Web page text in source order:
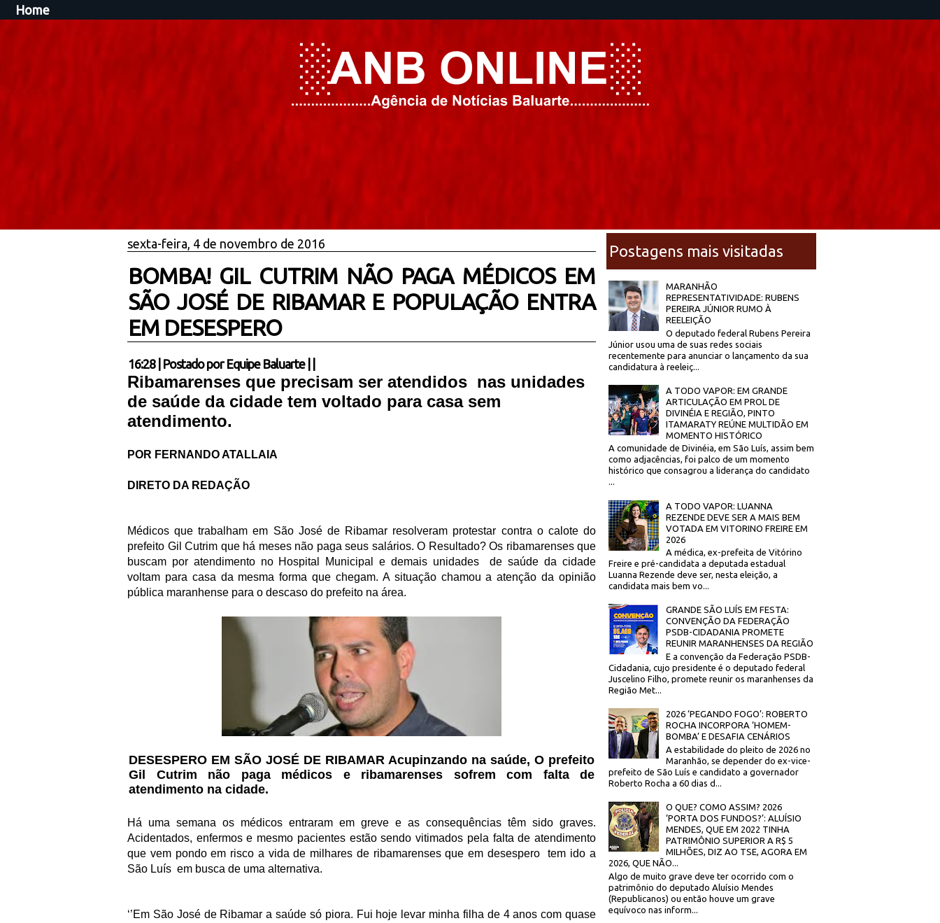
Home
sexta-feira, 4 de novembro de 2016
BOMBA! GIL CUTRIM NÃO PAGA MÉDICOS EM
SÃO JOSÉ DE RIBAMAR E POPULAÇÃO ENTRA
EM DESESPERO
16:28| Postado por Equipe Baluarte
Ribamarenses que precisam ser atendidos nas unidades
de saúde da cidade tem voltado para casa sem
atendimento.
POR FERNANDO ATALLAIA
DIRETO DA REDAÇÃO
Médicos que trabalham em São José de Ribamar resolveram protestar contra o calote do
prefeito Gil Cutrim que há meses não paga seus salários. O Resultado? Os ribamarenses que
buscam por atendimento no Hospital Municipal e demais unidades
de saúde da cidade
voltam para casa da mesma forma que chegam. A situação chamou a atenção da opinião
pública maranhense para o descaso do prefeito na área.
DESESPERO EM SÃO JOSÉ DE RIBAMAR Acupinzando na saúde, O prefeito
Gil Cutrim não paga médicos e ribamarenses sofrem com falta de
atendimento na cidade.
Há uma semana os médicos entraram em greve e as consequências têm sido graves.
Acidentados, enfermos e mesmo pacientes estão sendo vitimados pela falta de atendimento
que vem pondo em risco a vida de milhares de ribamarenses que em desespero
tem ido a
São Luís em busca de uma alternativa.
‘’Em São José de Ribamar a saúde só piora. Fui hoje levar minha filha de 4 anos com quase
Postagens mais visitadas
MARANHÃO
REPRESENTATIVIDADE: RUBENS
PEREIRA JÚNIOR RUMO À
REELEIÇÃO
O deputado federal Rubens Pereira
Júnior usou uma de suas redes sociais
recentemente para anunciar o lançamento da sua
candidatura à reeleiç...
A TODO VAPOR: EM GRANDE
ARTICULAÇÃO EM PROL DE
DIVINÉIA E REGIÃO, PINTO
ITAMARATY REÚNE MULTIDÃO EM
MOMENTO HISTÓRICO
A comunidade de Divinéia, em São Luís, assim bem
como adjacências, foi palco de um momento
histórico que consagrou a liderança do candidato
...
A TODO VAPOR: LUANNA
REZENDE DEVE SER A MAIS BEM
VOTADA EM VITORINO FREIRE EM
2026
A médica, ex-prefeita de Vitórino
Freire e pré-candidata a deputada estadual
Luanna Rezende deve ser, nesta eleição, a
candidata mais bem vo...
GRANDE SÃO LUÍS EM FESTA:
CONVENÇÃO DA FEDERAÇÃO
PSDB-CIDADANIA PROMETE
REUNIR MARANHENSES DA REGIÃO
E a convenção da Federação PSDB-
Cidadania, cujo presidente é o deputado federal
Juscelino Filho, promete reunir os maranhenses da
Região Met...
2026 ‘PEGANDO FOGO’: ROBERTO
ROCHA INCORPORA ‘HOMEM-
BOMBA’ E DESAFIA CENÁRIOS
A estabilidade do pleito de 2026 no
Maranhão, se depender do ex-vice-
prefeito de São Luís e candidato a governador
Roberto Rocha a 60 dias d...
O QUE? COMO ASSIM? 2026
‘PORTA DOS FUNDOS?’: ALUÍSIO
MENDES, QUE EM 2022 TINHA
PATRIMÔNIO SUPERIOR A R$ 5
MILHÕES, DIZ AO TSE, AGORA EM
2026, QUE NÃO...
Algo de muito grave deve ter ocorrido com o
patrimônio do deputado Aluísio Mendes
(Republicanos) ou então houve um grave
equívoco nas inform...